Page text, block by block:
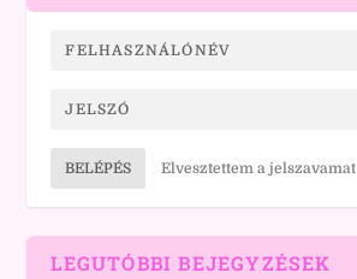
BELÉPÉS Elvesztettem a jelszavamat
LEGUTÓBBI BEJEGYZÉSEK